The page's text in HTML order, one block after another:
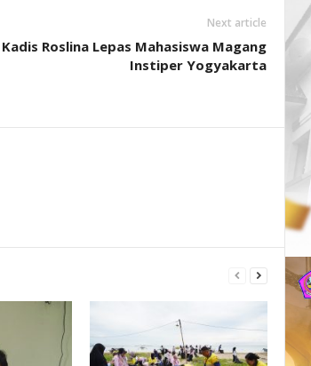
Next article
Kadis Roslina Lepas Mahasiswa Magang
Instiper Yogyakarta